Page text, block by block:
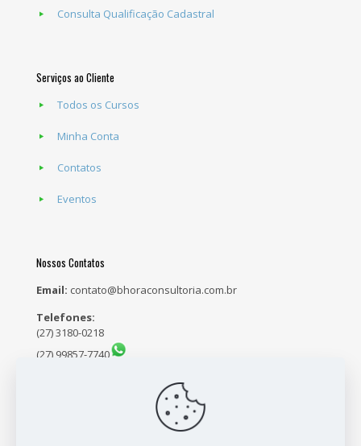
Consulta Qualificação Cadastral
Serviços ao Cliente
Todos os Cursos
Minha Conta
Contatos
Eventos
Nossos Contatos
Email: contato@bhoraconsultoria.com.br
Telefones:
(27) 3180-0218
(27) 99857-7740